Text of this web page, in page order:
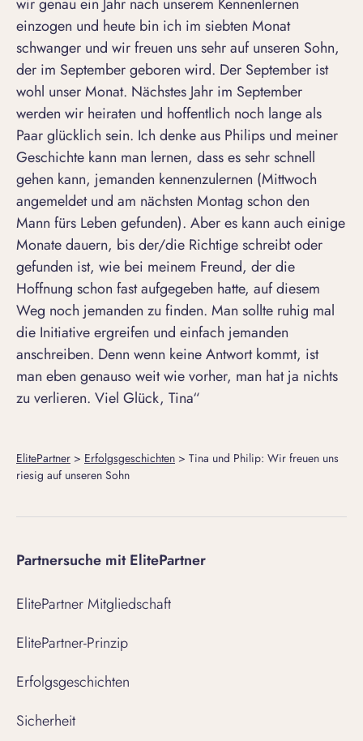
einzogen und heute bin ich im siebten Monat
schwanger und wir freuen uns sehr auf unseren Sohn,
der im September geboren wird. Der September ist
wohl unser Monat. Nächstes Jahr im September
werden wir heiraten und hoffentlich noch lange als
Paar glücklich sein. Ich denke aus Philips und meiner
Geschichte kann man lernen, dass es sehr schnell
gehen kann, jemanden kennenzulernen (Mittwoch
angemeldet und am nächsten Montag schon den
Mann fürs Leben gefunden). Aber es kann auch einige
Monate dauern, bis der/die Richtige schreibt oder
gefunden ist, wie bei meinem Freund, der die
Hoffnung schon fast aufgegeben hatte, auf diesem
Weg noch jemanden zu finden. Man sollte ruhig mal
die Initiative ergreifen und einfach jemanden
anschreiben. Denn wenn keine Antwort kommt, ist
man eben genauso weit wie vorher, man hat ja nichts
zu verlieren. Viel Glück, Tina“
ElitePartner > Erfolgsgeschichten > Tina und Philip: Wir freuen uns
riesig auf unseren Sohn
Partnersuche mit ElitePartner
ElitePartner Mitgliedschaft
ElitePartner-Prinzip
Erfolgsgeschichten
Sicherheit